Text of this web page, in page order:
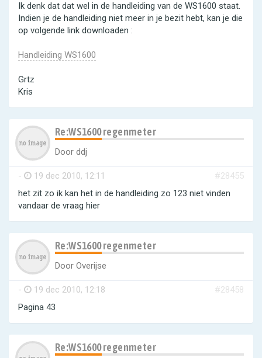
Ik denk dat dat wel in de handleiding van de WS1600 staat.
Indien je de handleiding niet meer in je bezit hebt, kan je die
op volgende link downloaden :
Handleiding WS1600
Grtz
Kris
Re:WS1600 regenmeter
Door ddj
- 19 dec 2010, 12:11
#28455
het zit zo ik kan het in de handleiding zo 123 niet vinden
vandaar de vraag hier
Re:WS1600 regenmeter
Door Overijse
- 19 dec 2010, 12:18
#28458
Pagina 43
Re:WS1600 regenmeter